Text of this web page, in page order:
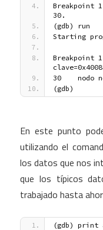
Breakpoint
30.
(gdb) run
Starting
Breakpoint
30    nodo
(gdb)
En este punto
utilizando el
los datos que nos
que los típicos
trabajado hasta
(gdb) print